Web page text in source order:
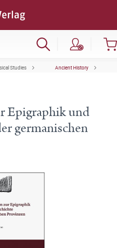
Studies Ancient History
Epigraphik und
germanischen